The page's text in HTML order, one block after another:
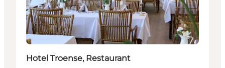
Hotel Troense, Restaurant